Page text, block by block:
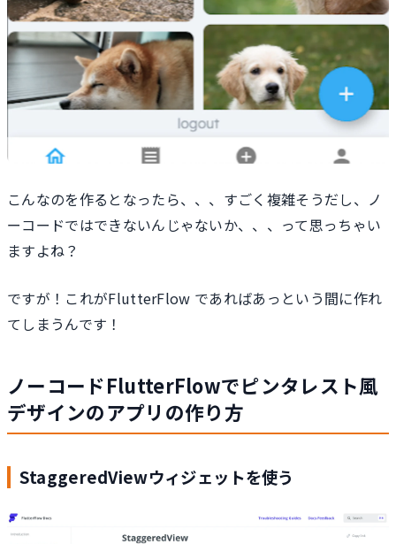
こんなのを作るとなったら、、、すごく複雑そうだし、ノ
ーコードではできないんじゃないか、、、って思っちゃい
ますよね？
ですが！これがFlutterFlow であればあっという間に作れ
てしまうんです！
ノーコードFlutterFlowでピンタレスト風
デザインのアプリの作り方
StaggeredViewウィジェットを使う